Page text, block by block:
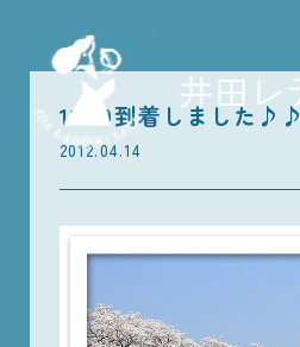
13:30到着しました♪♪
2012.04.14